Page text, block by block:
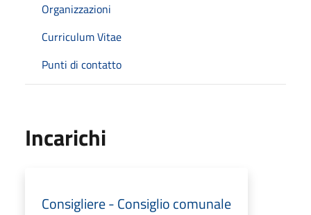
Organizzazioni
Curriculum Vitae
Punti di contatto
Incarichi
Consigliere - Consiglio comunale